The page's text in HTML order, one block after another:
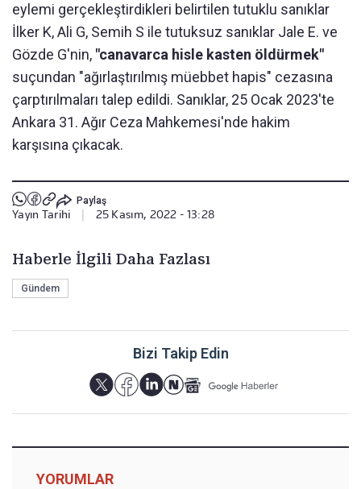
eylemi gerçekleştirdikleri belirtilen tutuklu sanıklar
İlker K, Ali G, Semih S ile tutuksuz sanıklar Jale E. ve
Gözde G'nin, "canavarca hisle kasten öldürmek"
suçundan "ağırlaştırılmış müebbet hapis" cezasına
çarptırılmaları talep edildi. Sanıklar, 25 Ocak 2023'te
Ankara 31. Ağır Ceza Mahkemesi'nde hakim
karşısına çıkacak.
Paylaş
Yayın Tarihi 25 Kasım, 2022 - 13:28
Haberle İlgili Daha Fazlası
Gündem
Bizi Takip Edin
YORUMLAR